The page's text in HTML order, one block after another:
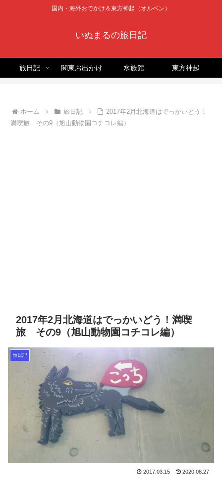
国内・海外おでかけ＆東方神起（オルペン）
いぬまるの旅日記
旅日記 関東お出かけ 水族館 東方神起
ホーム 旅日記
2017年2月北海道はでっかいどう！
満喫旅 その9（旭山動物園コチコレ編）
2017年2月北海道はでっかいどう！満喫
旅 その9（旭山動物園コチコレ編）
旅日記
2017.03.15 2020.08.27